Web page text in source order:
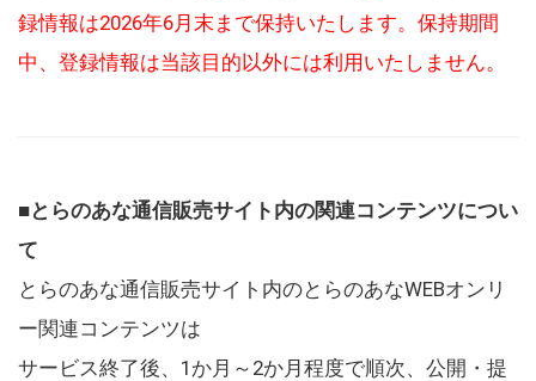
録情報は2026年6月末まで保持いたします。保持期間
中、登録情報は当該目的以外には利用いたしません。
■とらのあな通信販売サイト内の関連コンテンツについ
て
とらのあな通信販売サイト内のとらのあなWEBオンリ
ー関連コンテンツは
サービス終了後、1か月～2か月程度で順次、公開・提